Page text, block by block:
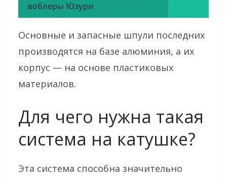
воблеры Юзури
Основные и запасные шпули последних
производятся на базе алюминия, а их
корпус — на основе пластиковых
материалов.
Для чего нужна такая
система на катушке?
Эта система способна значительно